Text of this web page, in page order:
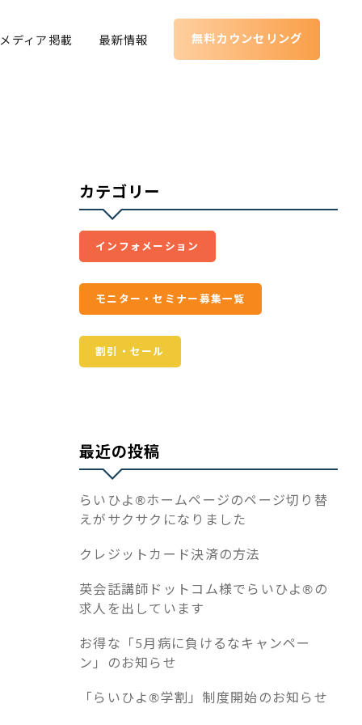
メディア掲載 最新情報 無料カウンセリング
カテゴリー
インフォメーション
モニター・セミナー募集一覧
割引・セール
最近の投稿
らいひよ®︎ホームページのページ切り替
えがサクサクになりました
クレジットカード決済の方法
英会話講師ドットコム様でらいひよ®︎の
求人を出しています
お得な「5月病に負けるなキャンペー
ン」のお知らせ
「らいひよ®︎学割」制度開始のお知らせ